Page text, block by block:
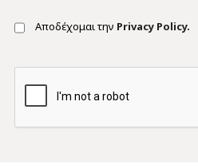
Αποδέχομαι την Privacy Policy.